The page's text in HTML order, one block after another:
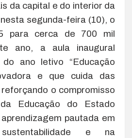
da capital e do interior da
segunda-feira (10), o
para cerca de 700 mil
ano, a aula inaugural
ano letivo “Educação
e que cuida das
reforçando o compromisso
Educação do Estado
pautada em
e na